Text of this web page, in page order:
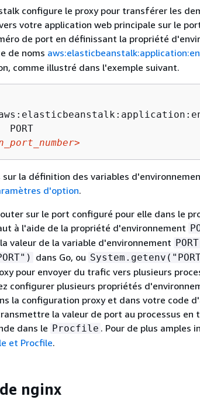
configure le proxy pour transférer les
votre application web principale sur le
de port en définissant la propriété
de noms
comme illustré dans l'exemple suivant.
PORT
la définition des variables
d'option.
sur le port configuré pour elle dans le
à l'aide de la propriété d'environnement
valeur de la variable d'environnement PORT
dans Go, ou
pour envoyer du trafic vers plusieurs
configurer plusieurs propriétés
la configuration proxy et dans votre code
la valeur de port au processus en
dans le Procfile . Pour de plus amples
et Procfile.
nginx